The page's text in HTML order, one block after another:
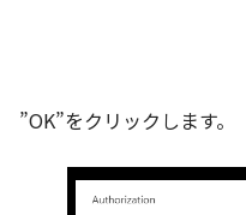
”OK”をクリックします。